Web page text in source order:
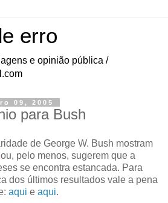
erro
e opinião pública /
09, 2005
para Bush
de George W. Bush mostram
ou, pelo menos, sugerem que a
se encontra estancada. Para
dos últimos resultados vale a pena
aqui e aqui.